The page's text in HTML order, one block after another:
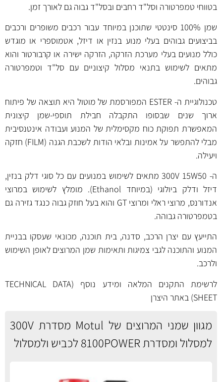
בטווחי טמפרטורה וסל"ד רחבים ובסל"ד גבוה גם לאורך זמן.
שמן 100% סינטטי שתוכנן במיוחד עבור רכבים משופרים ורכבים
בביצועים גבוהים בעלי מנוע בנזין או דיזל, אטמוספרי או מוגדש
כולל מנועים בעלי מערכת הזרקה, הזרקה ישירה או קרבורטור והוא
מתאים לשימוש בתנאי מסלול קיצוניים עם סל"ד וטמפרטורה
גבוהים.
טכנולוגיית ה- ESTER המפורסמת של מוטול היא תוצאה של פיתוח
ארוך שנים שבסופו התקבלה חבילת תוספי-שמן קיצונית
המאפשרת תפוקת כוח מקסימלית של המנוע ועבודה אינטנסיבית
מבלי להתפשר על אמינות ובלאי הודות לשכבת הגנה (FILM) חזקה
ויעילה.
ה- 300V 15W50 מתאים לשימוש במנועים עם כל סוגי דלק בנזין,
דיזל ודלק ביולוגי (במיוחד Ethanol). מומלץ לשימוש במרוצי
אנדורנס, מרוצי ראלי ומרוצי GT והוא בעל חוזק גבוה כנגד גזירה גם
בטמפרטורה גבוהה.
התייעץ עם יצרן הרכב, סדנה, בית תוכנה, מכונאי שעסקו בבניית
המנוע והתוכנה לגבי צמיגות ותאימות שמן המרוצים לאופן השימוש
ולרכב.
לרשימת התקנים המלאה ומידע נוסף (TECHNICAL DATA
SHEET) באתר היצרן
מגוון שמני המרוצים של Motul מסדרת 300V
למסלול ומסדרת 8100POWER לכביש ולמסלול